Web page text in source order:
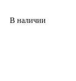
В наличии